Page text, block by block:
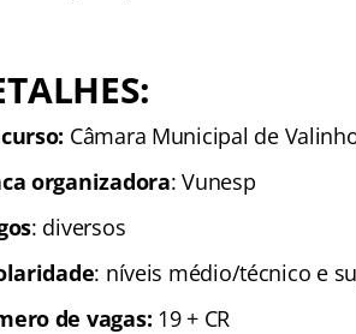
Câmara Municipal de
organizadora: Vunesp
: diversos
: níveis médio/técnico e
de vagas: 19 + CR